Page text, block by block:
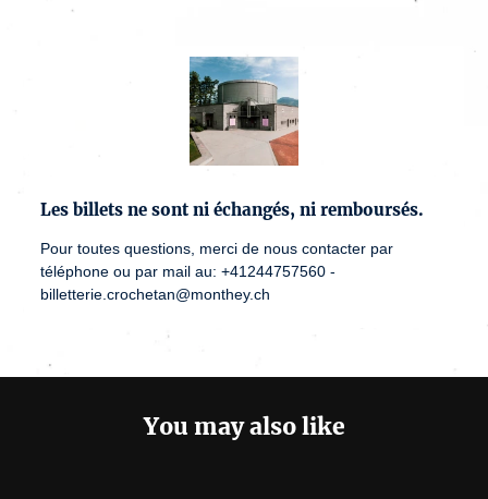
Les billets ne sont ni échangés, ni remboursés.
Pour toutes questions, merci de nous contacter par
téléphone ou par mail au: +41244757560 -
billetterie.crochetan@monthey.ch
You may also like